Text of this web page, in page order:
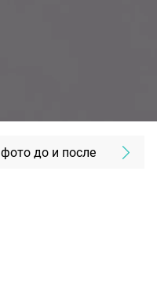
до и после